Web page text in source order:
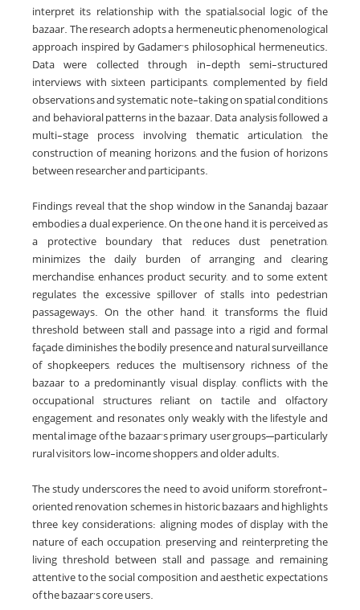
interpret its relationship with the spatial–social logic of the
bazaar. The research adopts a hermeneutic phenomenological
approach inspired by Gadamer’s philosophical hermeneutics.
Data were collected through in-depth semi-structured
interviews with sixteen participants, complemented by field
observations and systematic note-taking on spatial conditions
and behavioral patterns in the bazaar. Data analysis followed a
multi-stage process involving thematic articulation, the
construction of meaning horizons, and the fusion of horizons
between researcher and participants.
Findings reveal that the shop window in the Sanandaj bazaar
embodies a dual experience. On the one hand, it is perceived as
a protective boundary that reduces dust penetration,
minimizes the daily burden of arranging and clearing
merchandise, enhances product security, and to some extent
regulates the excessive spillover of stalls into pedestrian
passageways. On the other hand, it transforms the fluid
threshold between stall and passage into a rigid and formal
façade, diminishes the bodily presence and natural surveillance
of shopkeepers, reduces the multisensory richness of the
bazaar to a predominantly visual display, conflicts with the
occupational structures reliant on tactile and olfactory
engagement, and resonates only weakly with the lifestyle and
mental image of the bazaar’s primary user groups—particularly
rural visitors, low-income shoppers, and older adults.
The study underscores the need to avoid uniform, storefront-
oriented renovation schemes in historic bazaars and highlights
three key considerations: aligning modes of display with the
nature of each occupation, preserving and reinterpreting the
living threshold between stall and passage, and remaining
attentive to the social composition and aesthetic expectations
of the bazaar’s core users.